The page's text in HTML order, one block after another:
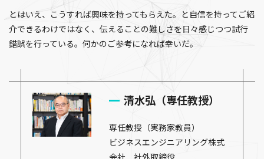
とはいえ、こうすれば興味を持ってもらえた。と自信を持ってご紹
介できるわけではなく、伝えることの難しさを日々感じつつ試行
錯誤を行っている。何かのご参考になれば幸いだ。
清水弘（専任教授）
専任教授（実務家教員）
ビジネスエンジニアリング株式